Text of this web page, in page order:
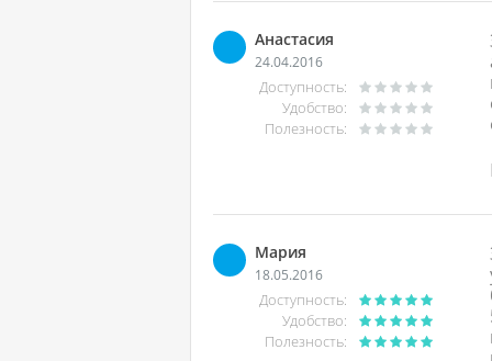
Анастасия
24.04.2016
Доступность:
Удобство:
Полезность:
Мария
18.05.2016
Доступность:
Удобство:
Полезность: